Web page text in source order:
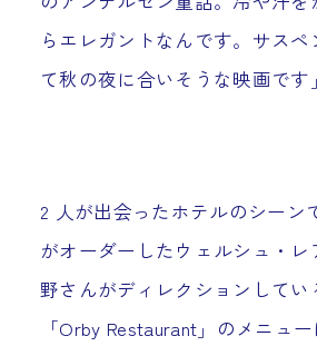
らエレガントなんです。サスペ
て秋の夜に合いそうな映画です
2 人が出会ったホテルのシーン
がオーダーしたウェルシュ・
野さんがディレクションしてい
「Orby Restaurant」のメニュー